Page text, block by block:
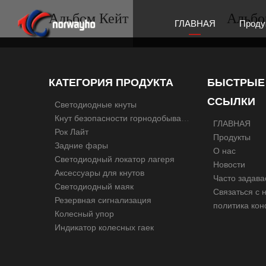
ГЛАВНАЯ
Альбом Кейт
КАТЕГОРИЯ ПРОДУКТА
Светодиодные кнуты
Рок Лайт
Задние фары
Светодиодный локатор лагеря
Аксессуары для кнутов
Светодиодный маяк
Резервная сигнализация
Колесный упор
Индикатор колесных гаек
БЫСТРЫЕ
ССЫЛКИ
ГЛАВНАЯ
Продукты
О нас
Новости
Связаться с